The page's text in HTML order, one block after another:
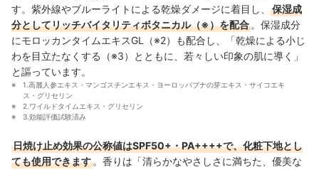
す。紫外線やブルーライトによる乾燥ダメージに着目し、
保湿成
分としてリッチバイタリティボタニカル（※）を配合 。保湿成分
にモロッカンタイムエキスGL（※2）も配合し、「乾燥による小じ
わを目立たなくする（※3）とともに、若々しい印象の肌に導く」
と謳っています。
1.高麗人参エキス・マンゴスチンエキス・ヨーロッパブナの芽エキス・サイコエキ
ス・グリセリン
2.ワイルドタイムエキス・グリセリン
3.効能評価試験済み
日焼け止め効果の公称値はSPF50+・PA++++で、化粧下地とし
ても使用できます 。香りは「清らかなやさしさに満ちた、優美な